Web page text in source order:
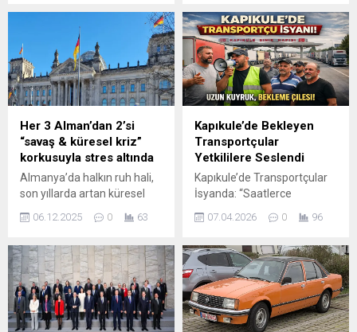
no’lu yoldan gidilir! Sılakeş
Sosyal Medya, Radyo
Sılakeş’i dinlemek ve Sılakeş
Telsize katılmak için kare
kodu taramanız veya linki
browsere yazmak yeterlidir!
bilgileri mutlaka okumanızı
tavsiye ederiz.
Anlamadığınız noktalarda
Sılakeş Telsiz‘de mutlaka
yardımcı olunacaktır. Avrupa
Birliği ve Avrupa Serbest
Ticaret Birliği ülkelerinde
ikamet eden kişiler ise,
ikamet yerleri dışındaki
Her 3 Alman’dan 2’si
“savaş & küresel kriz”
korkusuyla stres altında
Almanya’da halkın ruh hali,
son yıllarda artan küresel
ortamı nedeniyle ciddi
görünüyor. TK’nin 2025 yılı
için hazırladığı “Stres
Raporu”na göre,
yetişkinlerin %66’sı yani her
üç kişiden yaklaşık ikisi “sık
06.12.2025 0 63
Kapıkule’de Bekleyen
Transportçular
Yetkililere Seslendi
Kapıkule’de Transportçular
İsyanda: “Saatlerce
Değişmeli” Dün Sılakeş
duyuruda, Kapıkule Sınır
Kapısı’nda transportçuların
yaşadıkları sorunlara dikkat
çekmek amacıyla protesto
eylemi yapılacağı
07.04.2026 0 96